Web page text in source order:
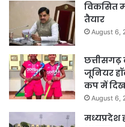
विकसित
तैयार
August 6,
छत्तीसगढ़
जूनियर
कप में
August 6,
मध्यप्रदेश